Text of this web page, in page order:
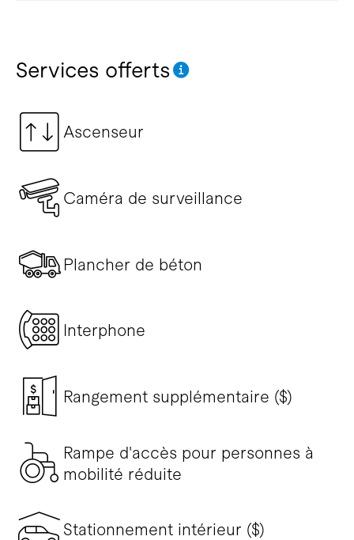
Services offerts
Ascenseur
Caméra de surveillance
Plancher de béton
Interphone
Rangement supplémentaire ($)
Rampe d'accès pour personnes à
mobilité réduite
Stationnement intérieur ($)